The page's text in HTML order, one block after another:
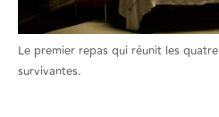
Le premier repas qui réunit les quatre
survivantes.